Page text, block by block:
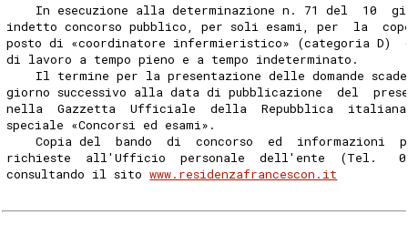
In esecuzione alla determinazione n. 71 del  10
indetto concorso pubblico, per soli esami, per  la
posto di «coordinatore infermieristico» (categoria D)
di lavoro a tempo pieno e a tempo indeterminato.
Il termine per la presentazione delle domande
giorno successivo alla data di pubblicazione  del
nella  Gazzetta  Ufficiale  della  Repubblica
speciale «Concorsi ed esami».
Copia del  bando  di  concorso  ed  informazioni
richieste  all'Ufficio  personale  dell'ente  (Tel.
consultando il sito www.residenzafrancescon.it